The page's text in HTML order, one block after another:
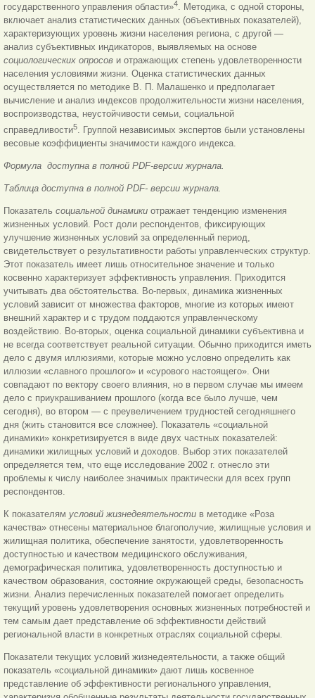
государственного управления области»4
. Методика, с одной стороны,
включает анализ статистических данных (объективных показателей),
характеризующих уровень жизни населения региона, с другой —
анализ субъективных индикаторов, выявляемых на основе
социологических опросов и отражающих степень удовлетворенности
населения условиями жизни. Оценка статистических данных
осуществляется по методике В. П. Малашенко и предполагает
вычисление и анализ индексов продолжительности жизни населения,
воспроизводства, неустойчивости семьи, социальной
справедливости5. Группой независимых экспертов были установлены
весовые коэффициенты значимости каждого индекса.
Формула доступна в полной PDF-версии журнала.
Таблица доступна в полной PDF- версии журнала.
Показатель социальной динамики отражает тенденцию изменения
жизненных условий. Рост доли респондентов, фиксирующих
улучшение жизненных условий за определенный период,
свидетельствует о результативности работы управленческих структур.
Этот показатель имеет лишь относительное значение и только
косвенно характеризует эффективность управления. Приходится
учитывать два обстоятельства. Во-первых, динамика жизненных
условий зависит от множества факторов, многие из которых имеют
внешний характер и с трудом поддаются управленческому
воздействию. Во-вторых, оценка социальной динамики субъективна и
не всегда соответствует реальной ситуации. Обычно приходится иметь
дело с двумя иллюзиями, которые можно условно определить как
иллюзии «славного прошлого» и «сурового настоящего». Они
совпадают по вектору своего влияния, но в первом случае мы имеем
дело с приукрашиванием прошлого (когда все было лучше, чем
сегодня), во втором — с преувеличением трудностей сегодняшнего
дня (жить становится все сложнее). Показатель «социальной
динамики» конкретизируется в виде двух частных показателей:
динамики жилищных условий и доходов. Выбор этих показателей
определяется тем, что еще исследование 2002 г. отнесло эти
проблемы к числу наиболее значимых практически для всех групп
респондентов.
К показателям условий жизнедеятельности в методике «Роза
качества» отнесены материальное благополучие, жилищные условия и
жилищная политика, обеспечение занятости, удовлетворенность
доступностью и качеством медицинского обслуживания,
демографическая политика, удовлетворенность доступностью и
качеством образования, состояние окружающей среды, безопасность
жизни. Анализ перечисленных показателей помогает определить
текущий уровень удовлетворения основных жизненных потребностей и
тем самым дает представление об эффективности действий
региональной власти в конкретных отраслях социальной сферы.
Показатели текущих условий жизнедеятельности, а также общий
показатель «социальной динамики» дают лишь косвенное
представление об эффективности регионального управления,